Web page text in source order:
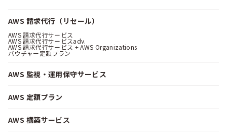
AWS 請求代行（リセール）
AWS 請求代行サービス
AWS 請求代行サービスadv.
AWS 請求代行サービス + AWS Organizations
バウチャー定額プラン
AWS 監視・運用保守サービス
AWS 定額プラン
AWS 構築サービス